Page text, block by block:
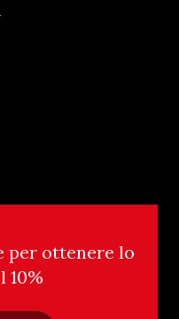
per ottenere lo
10%